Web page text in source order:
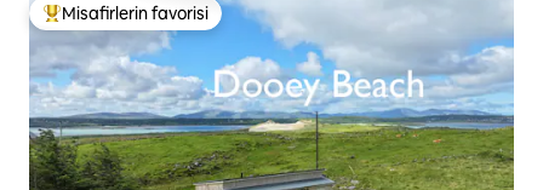
Misafirlerin favorilerinden en beğenilenler arasında
Misafirlerin favorisi